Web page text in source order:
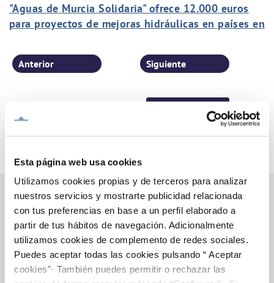
Esta página web usa cookies
Utilizamos cookies propias y de terceros para analizar
nuestros servicios y mostrarte publicidad relacionada
con tus preferencias en base a un perfil elaborado a
partir de tus hábitos de navegación. Adicionalmente
utilizamos cookies de complemento de redes sociales.
Puedes aceptar todas las cookies pulsando “ Aceptar
cookies”· También puedes permitir o rechazar las
"Aguas de Murcia Solidaria" ofrece 12.000 euros
para proyectos de mejoras hidráulicas en países en
Anterior Siguiente
Inicio